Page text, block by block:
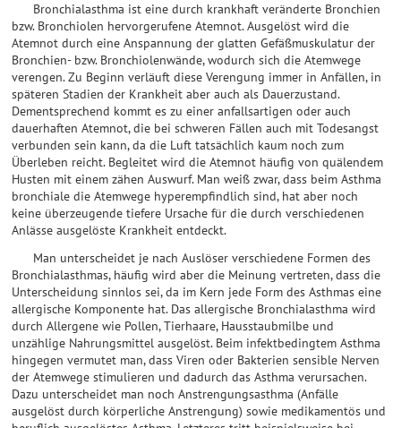
Bronchialasthma ist eine durch krankhaft veränderte Bronchien
bzw. Bronchiolen hervorgerufene Atemnot. Ausgelöst wird die
Atemnot durch eine Anspannung der glatten Gefäßmuskulatur der
Bronchien- bzw. Bronchiolenwände, wodurch sich die Atemwege
verengen. Zu Beginn verläuft diese Verengung immer in Anfällen, in
späteren Stadien der Krankheit aber auch als Dauerzustand.
Dementsprechend kommt es zu einer anfallsartigen oder auch
dauerhaften Atemnot, die bei schweren Fällen auch mit Todesangst
verbunden sein kann, da die Luft tatsächlich kaum noch zum
Überleben reicht. Begleitet wird die Atemnot häufig von quälendem
Husten mit einem zähen Auswurf. Man weiß zwar, dass beim Asthma
bronchiale die Atemwege hyperempfindlich sind, hat aber noch
keine überzeugende tiefere Ursache für die durch verschiedenen
Anlässe ausgelöste Krankheit entdeckt.
Man unterscheidet je nach Auslöser verschiedene Formen des
Bronchialasthmas, häufig wird aber die Meinung vertreten, dass die
Unterscheidung sinnlos sei, da im Kern jede Form des Asthmas eine
allergische Komponente hat. Das allergische Bronchialasthma wird
durch Allergene wie Pollen, Tierhaare, Hausstaubmilbe und
unzählige Nahrungsmittel ausgelöst. Beim infektbedingtem Asthma
hingegen vermutet man, dass Viren oder Bakterien sensible Nerven
der Atemwege stimulieren und dadurch das Asthma verursachen.
Dazu unterscheidet man noch Anstrengungsasthma (Anfälle
ausgelöst durch körperliche Anstrengung) sowie medikamentös und